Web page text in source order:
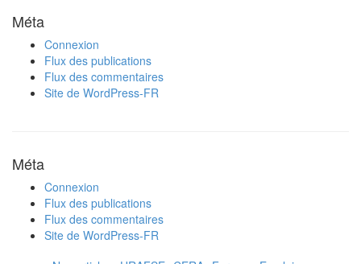
Méta
Connexion
Flux des publications
Flux des commentaires
Site de WordPress-FR
Méta
Connexion
Flux des publications
Flux des commentaires
Site de WordPress-FR